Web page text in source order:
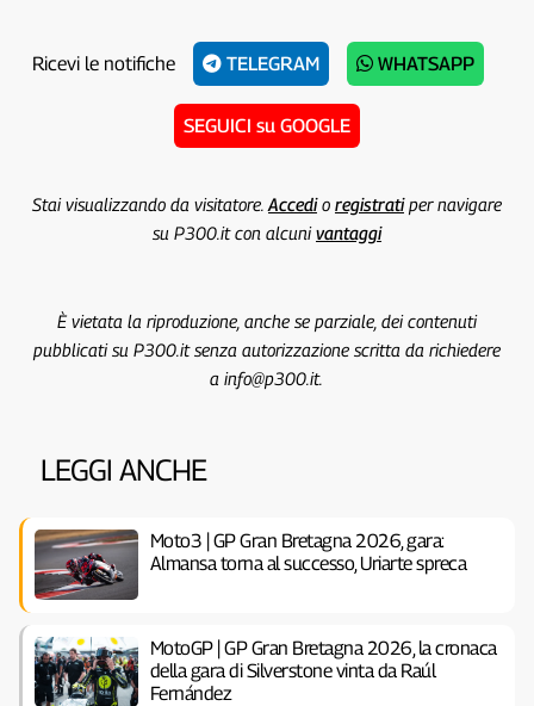
Ricevi le notifiche TELEGRAM WHATSAPP
SEGUICI su GOOGLE
Stai visualizzando da visitatore. Accedio registratiper navigare
su P300.it con alcunivantaggi
È vietata la riproduzione, anche se parziale, dei contenuti
pubblicati su P300.it senza autorizzazione scritta da richiedere
a info@p300.it.
LEGGI ANCHE
Moto3 | GP Gran Bretagna 2026, gara:
Almansa torna al successo, Uriarte spreca
MotoGP | GP Gran Bretagna 2026, la cronaca
della gara di Silverstone vinta da Raúl
Fernández